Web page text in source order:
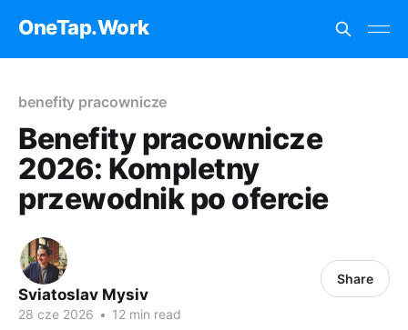
OneTap.Work
benefity pracownicze
Benefity pracownicze
2026: Kompletny
przewodnik po ofercie
Sviatoslav Mysiv
28 cze 2026 • 12 min read
Share